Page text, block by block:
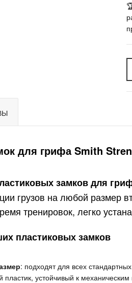
для грифа Smith
замков для
грузов на любой размер
тренировок, легко
пластиковых замков
: подходят для всех
пластик, устойчивый к